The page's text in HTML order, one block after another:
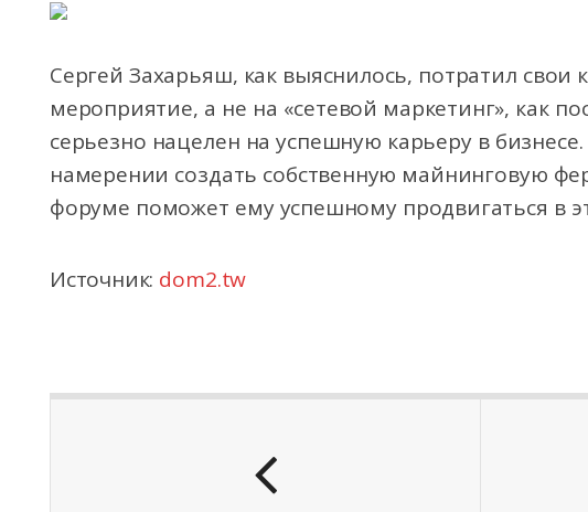
Сергей Захарьяш, как выяснилось, потратил
мероприятие, а не на «сетевой маркетинг», как
серьезно нацелен на успешную карьеру в
намерении создать собственную майнинговую
форуме поможет ему успешному продвигаться в
Источник: dom2.tw